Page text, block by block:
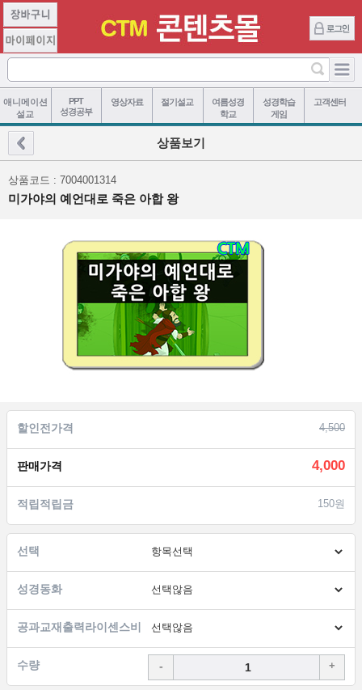
애니메이션
설교
PPT
성경공부
영상자료 절기설교
여름성경
학교
성경학습
게임
고객센터
상품보기
상품코드 : 7004001314
미가야의 예언대로 죽은 아합 왕
할인전가격 4,500
판매가격 4,000
적립적립금 150원
선택
성경동화
공과교재출력라이센스비
수량 - +